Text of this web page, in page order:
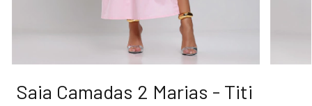
Saia Camadas 2 Marias - Titi